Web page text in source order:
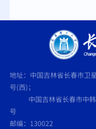
地址：中国吉林省长春市卫
号(西)；
中国吉林省长春市中韩(
号
邮编：130022